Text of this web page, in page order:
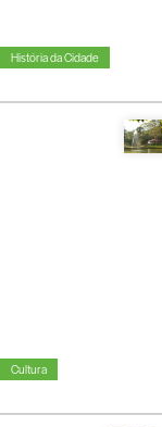
História da Cidade
Cultura